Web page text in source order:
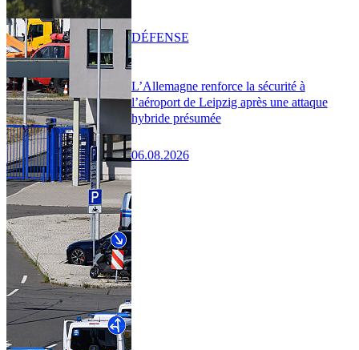
L’Allemagne renforce la sécurité à
l’aéroport de Leipzig après une attaque
hybride présumée
06.08.2026
DÉFENSE